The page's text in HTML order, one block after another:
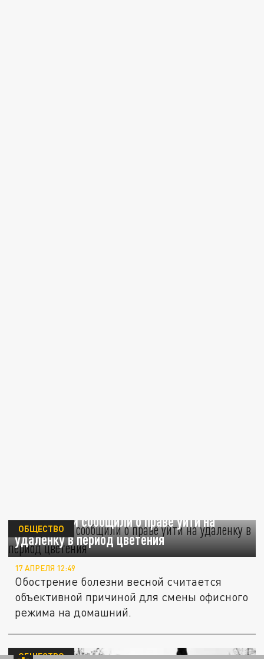
Аллергикам сообщили о праве уйти на
удаленку в период цветения
ОБЩЕСТВО
17 АПРЕЛЯ 12:49
Обострение болезни весной считается
объективной причиной для смены офисного
режима на домашний.
ОБЩЕСТВО